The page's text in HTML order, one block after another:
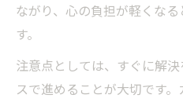
ながり、心の負担が軽くな
す。
注意点としては、すぐに解
スで進めることが大切です